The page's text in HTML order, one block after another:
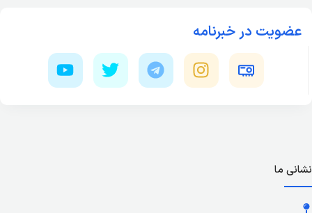
عضویت در خبرنامه
نشانی ما